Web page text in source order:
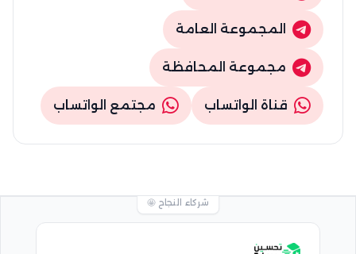
المجموعة العامة
مجموعة المحافظة
قناة الواتساب مجتمع الواتساب
شركاء النجاح 🤩